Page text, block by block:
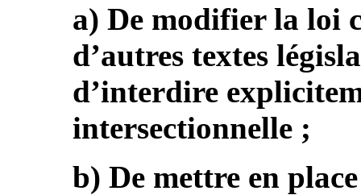
a) De modifier la loi
d’autres textes
d’interdire
intersectionnelle ;
b) De mettre en